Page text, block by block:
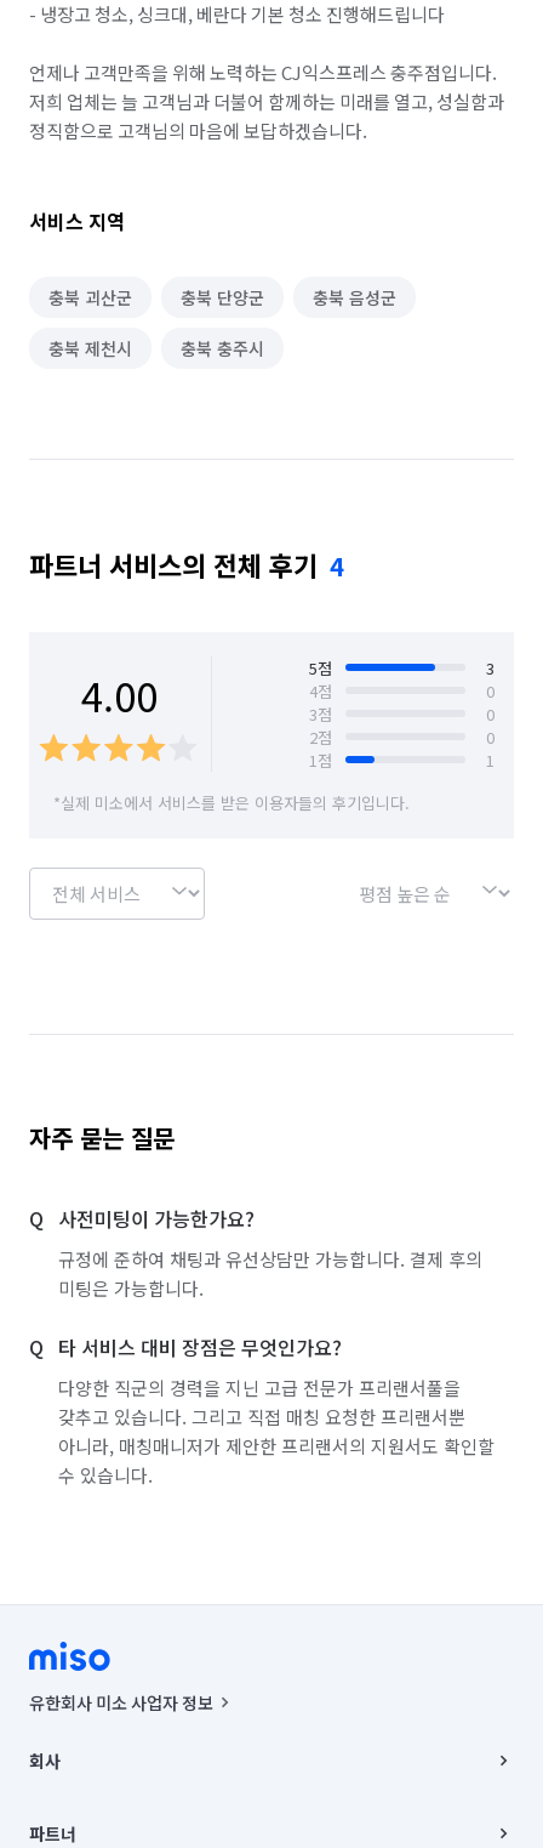
- 냉장고 청소, 싱크대, 베란다 기본 청소 진행해드립니다
언제나 고객만족을 위해 노력하는 CJ익스프레스 충주점입니다.
저희 업체는 늘 고객님과 더불어 함께하는 미래를 열고, 성실함과
정직함으로 고객님의 마음에 보답하겠습니다.
서비스 지역
충북 괴산군 충북 단양군 충북 음성군
충북 제천시 충북 충주시
파트너 서비스의 전체 후기 4
4.00 5점
3
4점
0
3점
0
2점
0
1점
1
*실제 미소에서 서비스를 받은 이용자들의 후기입니다.
자주 묻는 질문
사전미팅이 가능한가요?
규정에 준하여 채팅과 유선상담만 가능합니다. 결제 후의
미팅은 가능합니다.
타 서비스 대비 장점은 무엇인가요?
다양한 직군의 경력을 지닌 고급 전문가 프리랜서풀을
갖추고 있습니다. 그리고 직접 매칭 요청한 프리랜서뿐
아니라, 매칭매니저가 제안한 프리랜서의 지원서도 확인할
수 있습니다.
유한회사 미소 사업자 정보
00019 |
주소 | 본사: 서울특별시 종로구 율곡로 6(중학동, 트윈트리빌딩) B동 5층
회사
채용
파트너